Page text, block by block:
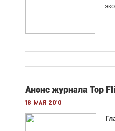
Анонс журнала Top
18 мая 2010